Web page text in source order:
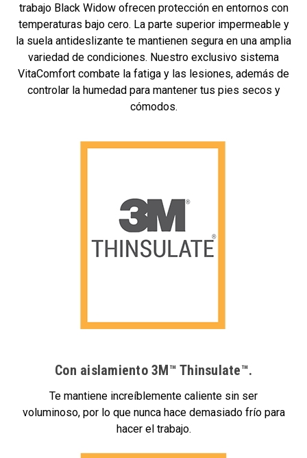
trabajo Black Widow ofrecen protección en entornos con
temperaturas bajo cero. La parte superior impermeable y
la suela antideslizante te mantienen segura en una amplia
variedad de condiciones. Nuestro exclusivo sistema
VitaComfort combate la fatiga y las lesiones, además de
controlar la humedad para mantener tus pies secos y
cómodos.
Con aislamiento 3M™ Thinsulate™.
Te mantiene increíblemente caliente sin ser
voluminoso, por lo que nunca hace demasiado frío para
hacer el trabajo.